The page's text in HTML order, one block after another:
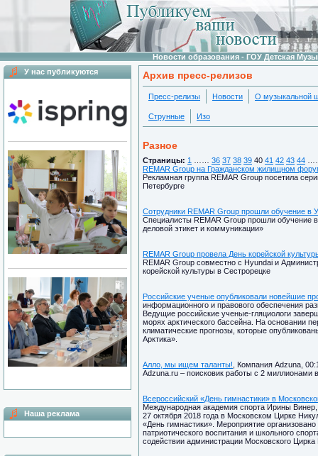
Новости образования - ГОУ Детская
У нас публикуются
Наша реклама
Архив пресс-релизов
Пресс-релизы Новости О музыкальной
Струнные Изо
Разное
Страницы: 1 36 37 38 39 40 41 42 43 44
REMAR Group на Гражданском жилищном
Рекламная группа REMAR Group посетила
Петербурге
Сотрудники REMAR Group прошли обучение в
Специалисты REMAR Group прошли обучение
деловой этикет и коммуникации»
REMAR Group провела День корейской
REMAR Group совместно с Hyundai и
корейской культуры в Сестрорецке
Российские ученые опубликовали новейшие
информационного и правового обеспечения
Ведущие российские ученые-гляциологи
морях арктического бассейна. На основании
климатические прогнозы, которые
Арктика».
Алло, мы ищем таланты! , Компания Adzuna,
Adzuna.ru – поисковик работы с 2 миллионами
Всероссийский «День гимнастики» в
Международная академия спорта Ирины
27 октября 2018 года в Московском Цирке
«День гимнастики». Мероприятие
патриотического воспитания и школьного
содействии администрации Московского